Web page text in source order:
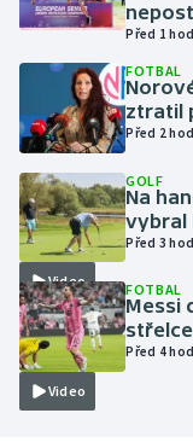
Lyže a snowboard
Moderní pětiboj
Motorsport
Olympijské hry
Parasport
Plavání
Plážový volejbal
Před 1 hod
FOTBAL
ztratil
Před 2 hod
Video
GOLF
Na
vybral
Před 3 hod
Video
FOTBAL
Messi
Před 4 hod